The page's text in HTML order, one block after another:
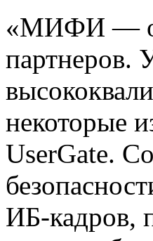
«МИФИ —
партнеров.
некоторые
UserGate.
ИБ-кадров,